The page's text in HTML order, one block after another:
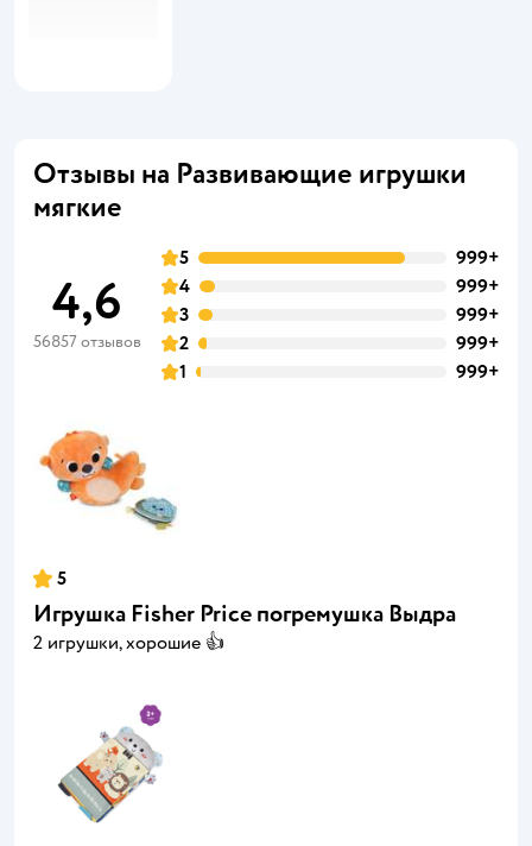
Отзывы на Развивающие игрушки
мягкие
4,6
56857 отзывов
5
999+
4
999+
3
999+
2
999+
1
999+
5
Игрушка Fisher Price погремушка Выдра
2 игрушки, хорошие 👍